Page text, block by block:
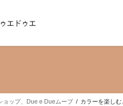
ョップ、Due e Dueムーブ カラーを楽し